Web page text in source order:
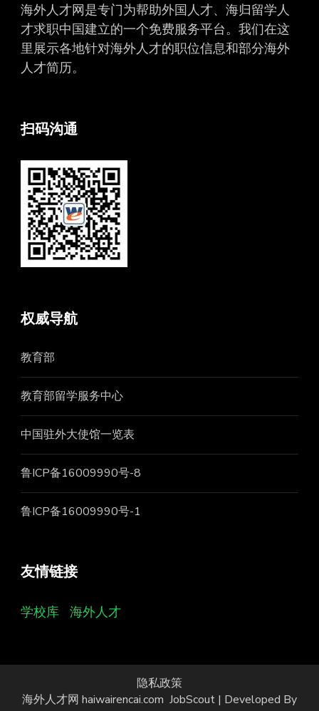
海外人才网是专门为帮助外国人才、海归留学人
才求职中国建立的一个免费服务平台。我们在这
里展示各地针对海外人才的职位信息和部分海外
人才简历。
扫码沟通
权威导航
教育部
教育部留学服务中心
中国驻外大使馆一览表
鲁ICP备16009990号-8
鲁ICP备16009990号-1
友情链接
学校库 海外人才
隐私政策
海外人才网 haiwairencai.com JobScout | Developed By